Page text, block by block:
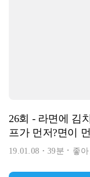
26회 - 라면에 김
프가 먼저?면이
19.01.08 39분 좋